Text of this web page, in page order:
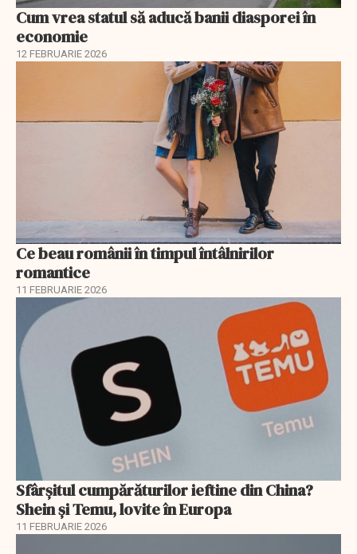
Cum vrea statul să aducă banii diasporei în
economie
12 FEBRUARIE 2026
Ce beau românii în timpul întâlnirilor
romantice
11 FEBRUARIE 2026
Sfârșitul cumpărăturilor ieftine din China?
Shein și Temu, lovite în Europa
11 FEBRUARIE 2026